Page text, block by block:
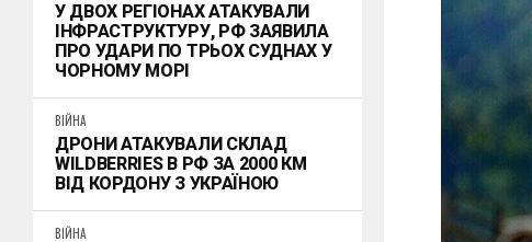
У ДВОХ РЕГІОНАХ АТАКУВАЛИ
ІНФРАСТРУКТУРУ, РФ ЗАЯВИЛА
ПРО УДАРИ ПО ТРЬОХ СУДНАХ У
ЧОРНОМУ МОРІ
ВІЙНА
ДРОНИ АТАКУВАЛИ СКЛАД
WILDBERRIES В РФ ЗА 2000 КМ
ВІД КОРДОНУ З УКРАЇНОЮ
ВІЙНА